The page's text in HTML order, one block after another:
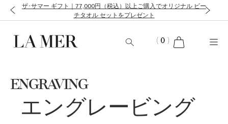
ザ･サマー ギフト｜77,000円（税込）以上ご購入でオリジナル ビー
チタオル セットをプレゼント
cart
( 0 )
ENGRAVING
エングレービング